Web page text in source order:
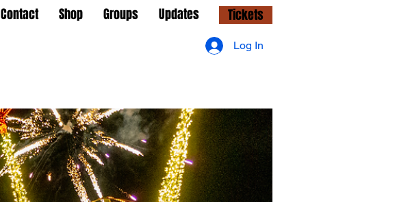
Contact Shop Groups Updates Tickets
Log In